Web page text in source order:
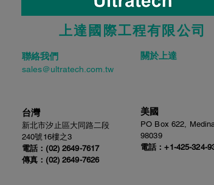
上達國際工程有限公司
聯絡我們
sales＠ultratech.com.tw
關於上達
台灣
新北市汐止區大同路二段
240號16樓之3
電話： (02) 2649-7617
​傳真： (02)2649-7626
美國
PO Box 622,
98039
電話：+1-425-324-